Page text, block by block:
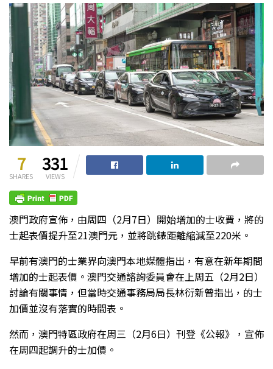
7
SHARES
331
VIEWS
澳門政府宣佈，由周四（2月7日）開始增加的士收費，將的
士起表價提升至21澳門元，並將跳錶距離縮減至220米。
早前有澳門的士業界向澳門本地媒體指出，有意在新年期間
增加的士起表價。澳門交通諮詢委員會在上周五（2月2日）
討論有關事情，但當時交通事務局局長林衍新曾指出，的士
加價並沒有落實的時間表。
然而，澳門特區政府在周三（2月6日）刊登《公報》，宣佈
在周四起調升的士加價。